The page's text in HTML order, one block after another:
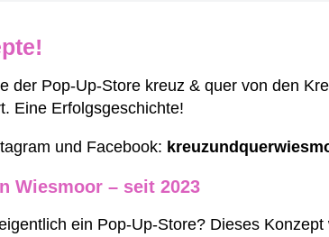
der Pop-Up-Store kreuz & quer von den
Eine Erfolgsgeschichte!
und Facebook:
Wiesmoor – seit 2023
ein Pop-Up-Store? Dieses